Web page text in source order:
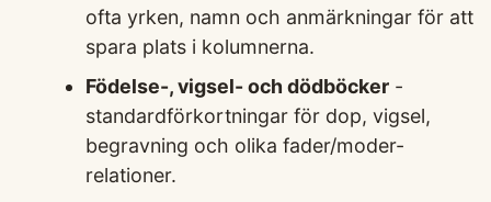
ofta yrken, namn och anmärkningar för att
spara plats i kolumnerna.
Födelse-, vigsel- och dödböcker-
standardförkortningar för dop, vigsel,
begravning och olika fader/moder-
relationer.